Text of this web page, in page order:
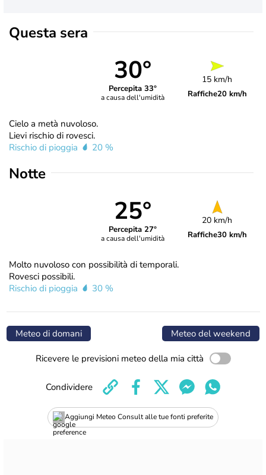
Questa sera
30°
Percepita 33°
a causa dell'umidità
15 km/h
Raffiche20 km/h
Cielo a metà nuvoloso.
Lievi rischio di rovesci.
Rischio di pioggia
20 %
Notte
25°
Percepita 27°
a causa dell'umidità
20 km/h
Raffiche30 km/h
Molto nuvoloso con possibilità di temporali.
Rovesci possibili.
Rischio di pioggia
30 %
Meteo di domani Meteo del weekend
Ricevere le previsioni meteo della mia città
Aggiungi Meteo Consult alle tue fonti preferite
Condividere